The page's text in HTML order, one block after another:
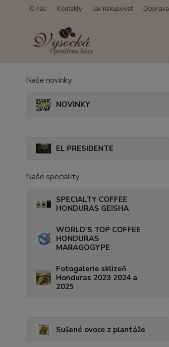
O nás Kontakty Jak nakupovat Doprava
Naše novinky
NOVINKY
EL PRESIDENTE
Naše speciality
SPECIALTY COFFEE
HONDURAS GEISHA
WORLD'S TOP COFFEE
HONDURAS
MARAGOGYPE
Fotogalerie sklizeň
Honduras 2023 2024 a
2025
Sušené ovoce z plantáže